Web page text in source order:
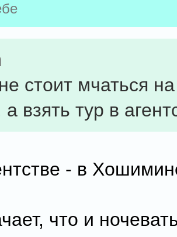
стоит мчаться на
взять тур в
- в
что и